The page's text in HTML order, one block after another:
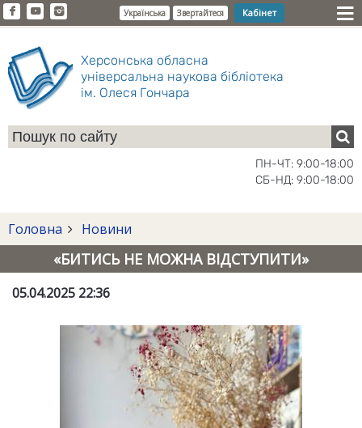
Українська Звертайтеся Кабінет
Херсонська обласна
універсальна наукова бібліотека
ім. Олеся Гончара
ПН-ЧТ: 9:00-18:00
СБ-НД: 9:00-18:00
Головна Новини
«БИТИСЬ НЕ МОЖНА ВІДСТУПИТИ»
05.04.2025 22:36